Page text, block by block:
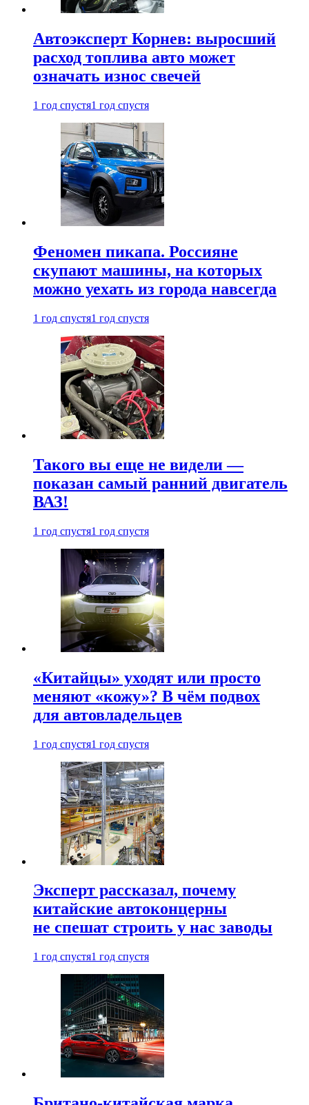
Автоэксперт Корнев: выросший
расход топлива авто может
означать износ свечей
1 год спустя1 год спустя
Феномен пикапа. Россияне
скупают машины, на которых
можно уехать из города навсегда
1 год спустя1 год спустя
Такого вы еще не видели —
показан самый ранний двигатель
ВАЗ!
1 год спустя1 год спустя
«Китайцы» уходят или просто
меняют «кожу»? В чём подвох
для автовладельцев
1 год спустя1 год спустя
Эксперт рассказал, почему
китайские автоконцерны
не спешат строить у нас заводы
1 год спустя1 год спустя